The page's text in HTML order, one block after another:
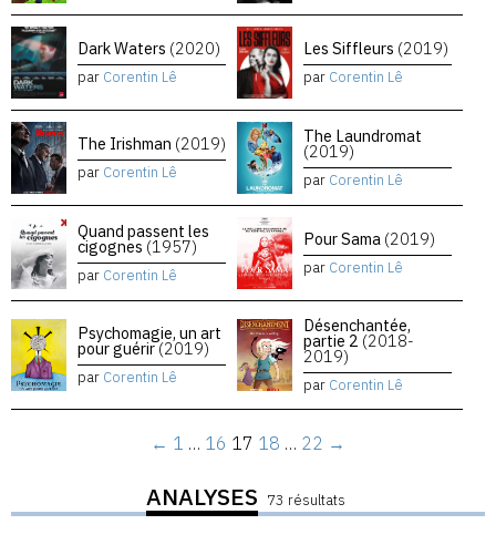
Dark Waters (2020)
par Corentin Lê
Les Siffleurs (2019)
par Corentin Lê
The Irishman (2019)
par Corentin Lê
The Laundromat
(2019)
par Corentin Lê
Quand passent les
cigognes (1957)
par Corentin Lê
Pour Sama (2019)
par Corentin Lê
Psychomagie, un art
pour guérir(2019)
par Corentin Lê
Désenchantée,
partie 2 (2018-
2019)
par Corentin Lê
← 1 … 16 17 18 … 22 →
ANALYSES 73 résultats